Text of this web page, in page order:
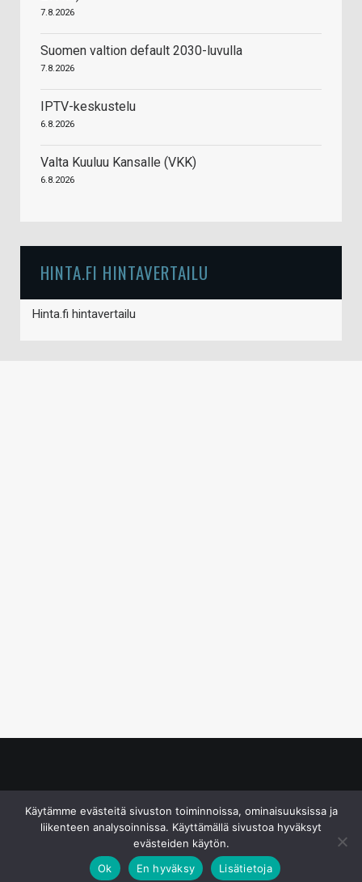
7.8.2026
Suomen valtion default 2030-luvulla
7.8.2026
IPTV-keskustelu
6.8.2026
Valta Kuuluu Kansalle (VKK)
6.8.2026
HINTA.FI HINTAVERTAILU
Hinta.fi hintavertailu
Käytämme evästeitä sivuston toiminnoissa, ominaisuuksissa ja
liikenteen analysoinnissa. Käyttämällä sivustoa hyväksyt
evästeiden käytön.
Ok
En hyväksy Lisätietoja